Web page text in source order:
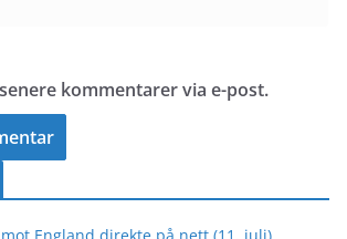
kommentarer via e-post.